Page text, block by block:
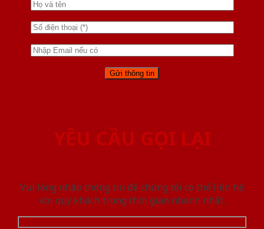
YÊU CẦU GỌI LẠI
Vui lòng nhập thông tin để chúng tôi có thể liên hệ
với quý khách trong thời gian nhanh nhất.